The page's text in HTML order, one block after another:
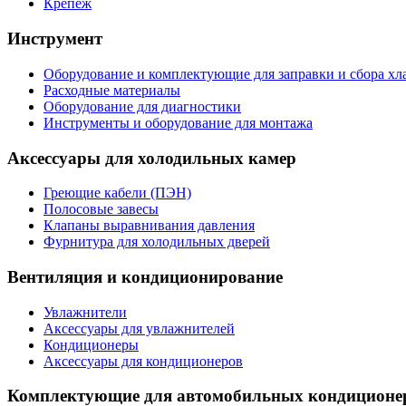
Крепеж
Инструмент
Оборудование и комплектующие для заправки и сбора
Расходные материалы
Оборудование для диагностики
Инструменты и оборудование для монтажа
Аксессуары для холодильных камер
Греющие кабели (ПЭН)
Полосовые завесы
Клапаны выравнивания давления
Фурнитура для холодильных дверей
Вентиляция и кондиционирование
Увлажнители
Аксессуары для увлажнителей
Кондиционеры
Аксессуары для кондиционеров
Комплектующие для автомобильных